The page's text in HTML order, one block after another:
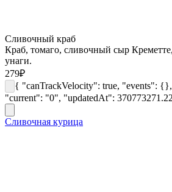
Сливочный краб
Краб, томаго, сливочный сыр
унаги.
279₽
{ "canTrackVelocity": true, "events":
"current": "0", "updatedAt":
Сливочная курица